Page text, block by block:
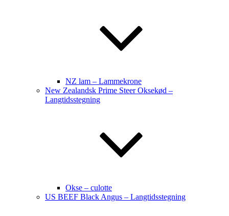
NZ lam – Lammekrone
New Zealandsk Prime Steer Oksekød –
Langtidsstegning
Okse – culotte
US BEEF Black Angus – Langtidsstegning